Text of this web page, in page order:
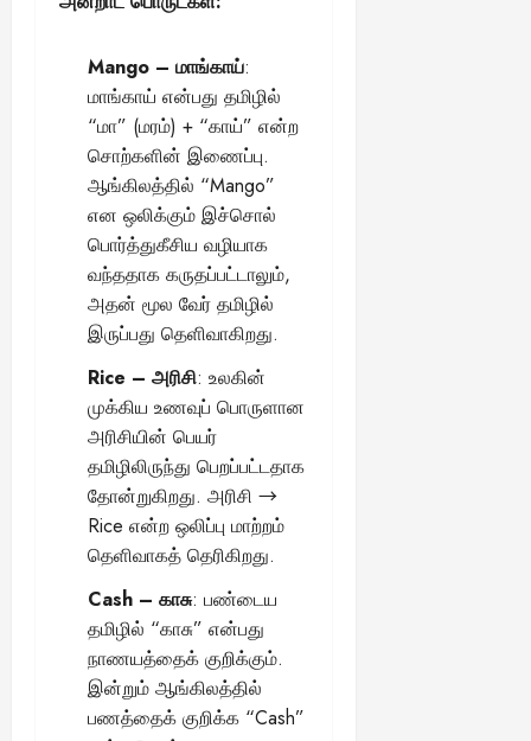
Mango – மாங்காய்:
மாங்காய் என்பது தமிழில்
“மா” (மரம்) + “காய்” என்ற
சொற்களின் இணைப்பு.
ஆங்கிலத்தில் “Mango”
என ஒலிக்கும் இச்சொல்
பொர்த்துகீசிய வழியாக
வந்ததாக கருதப்பட்டாலும்,
அதன் மூல வேர் தமிழில்
இருப்பது தெளிவாகிறது.
Rice – அரிசி: உலகின்
முக்கிய உணவுப் பொருளான
அரிசியின் பெயர்
தமிழிலிருந்து பெறப்பட்டதாக
தோன்றுகிறது. அரிசி →
Rice என்ற ஒலிப்பு மாற்றம்
தெளிவாகத் தெரிகிறது.
Cash – காசு: பண்டைய
தமிழில் “காசு” என்பது
நாணயத்தைக் குறிக்கும்.
இன்றும் ஆங்கிலத்தில்
பணத்தைக் குறிக்க “Cash”